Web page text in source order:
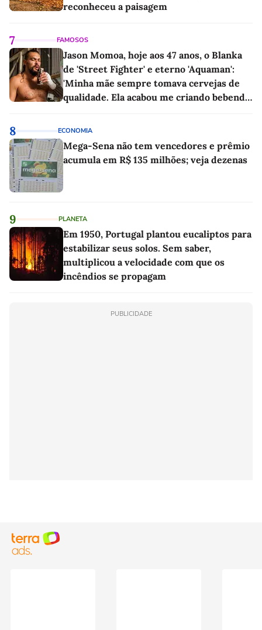
reconheceu a paisagem
7 FAMOSOS
Jason Momoa, hoje aos 47 anos, o Blanka
de 'Street Fighter' e eterno 'Aquaman':
'Minha mãe sempre tomava cervejas de
qualidade. Ela acabou me criando bebendo
8 ECONOMIA
Mega-Sena não tem vencedores e prêmio
acumula em R$ 135 milhões; veja dezenas
9 PLANETA
Em 1950, Portugal plantou eucaliptos para
estabilizar seus solos. Sem saber,
multiplicou a velocidade com que os
incêndios se propagam
PUBLICIDADE